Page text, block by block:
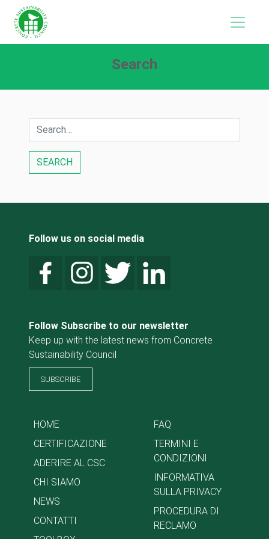
Search
Follow us on social media
Follow Subscribe to our newsletter
Keep up with the latest news from Concrete
Sustainability Council
SUBSCRIBE
HOME
CERTIFICAZIONE
ADERIRE AL CSC
CHI SIAMO
NEWS
CONTATTI
FAQ
TERMINI E
CONDIZIONI
INFORMATIVA
SULLA PRIVACY
PROCEDURA DI
RECLAMO